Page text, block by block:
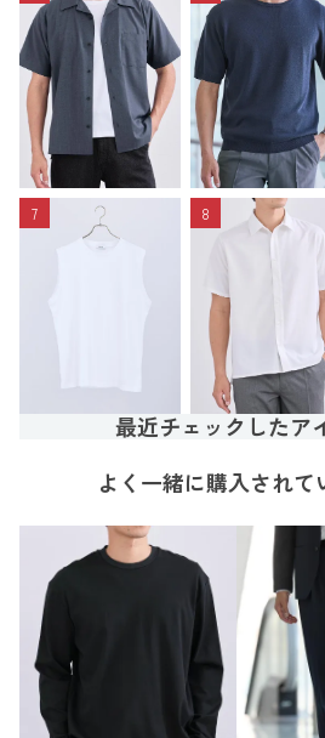
7 8
最近チェックしたア
よく一緒に購入されて